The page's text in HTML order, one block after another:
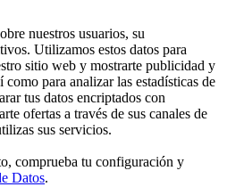
nuestros usuarios, su
Utilizamos estos datos para
sitio web y mostrarte publicidad y
para analizar las estadísticas de
tus datos encriptados con
ofertas a través de sus canales de
sus servicios.
comprueba tu configuración y
Datos.